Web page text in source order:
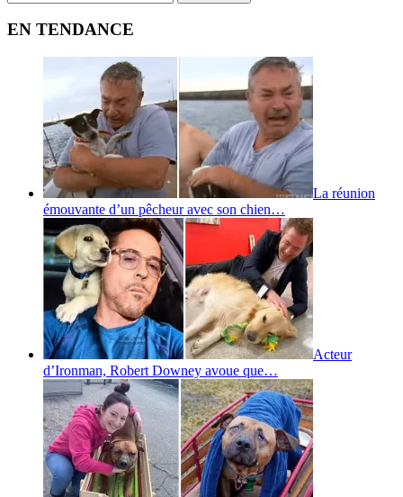
EN TENDANCE
La réunion
émouvante d’un pêcheur avec son chien…
Acteur
d’Ironman, Robert Downey avoue que…